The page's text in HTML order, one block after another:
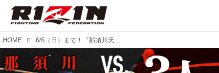
HOME 6/6（日）まで！『那須川天心 vs. 3人のファイター』対戦相手を募集！